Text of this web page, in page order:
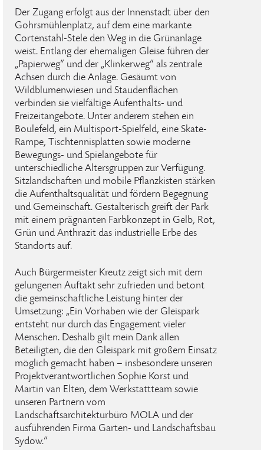
Der Zugang erfolgt aus der Innenstadt über den
Gohrsmühlenplatz, auf dem eine markante
Cortenstahl-Stele den Weg in die Grünanlage
weist. Entlang der ehemaligen Gleise führen der
„Papierweg“ und der „Klinkerweg“ als zentrale
Achsen durch die Anlage. Gesäumt von
Wildblumenwiesen und Staudenflächen
verbinden sie vielfältige Aufenthalts- und
Freizeitangebote. Unter anderem stehen ein
Boulefeld, ein Multisport-Spielfeld, eine Skate-
Rampe, Tischtennisplatten sowie moderne
Bewegungs- und Spielangebote für
unterschiedliche Altersgruppen zur Verfügung.
Sitzlandschaften und mobile Pflanzkisten stärken
die Aufenthaltsqualität und fördern Begegnung
und Gemeinschaft. Gestalterisch greift der Park
mit einem prägnanten Farbkonzept in Gelb, Rot,
Grün und Anthrazit das industrielle Erbe des
Standorts auf.
Auch Bürgermeister Kreutz zeigt sich mit dem
gelungenen Auftakt sehr zufrieden und betont
die gemeinschaftliche Leistung hinter der
Umsetzung: „Ein Vorhaben wie der Gleispark
entsteht nur durch das Engagement vieler
Menschen. Deshalb gilt mein Dank allen
Beteiligten, die den Gleispark mit großem Einsatz
möglich gemacht haben – insbesondere unseren
Projektverantwortlichen Sophie Korst und
Martin van Elten, dem Werkstattteam sowie
unseren Partnern vom
Landschaftsarchitekturbüro MOLA und der
ausführenden Firma Garten- und Landschaftsbau
Sydow.“